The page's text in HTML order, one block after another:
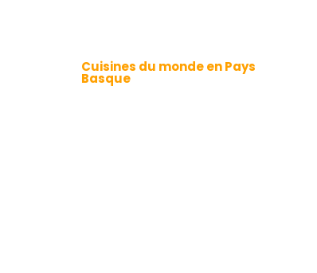
Cuisines du monde en Pays
Basque